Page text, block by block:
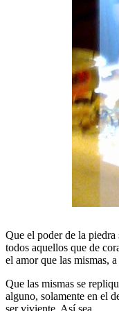
Que el poder de la piedra
todos aquellos que de
el amor que las mismas,
Que las mismas se
alguno, solamente en el
ser viviente. Así sea.